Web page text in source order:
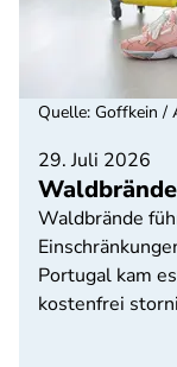
29. Juli 2026
Waldbrände
Portugal kam
kostenfrei
Quelle: Goffkein /